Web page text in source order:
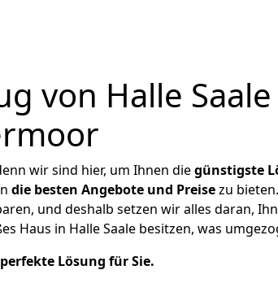
von Halle
wir sind hier, um Ihnen diegünstigste
die besten Angebote und Preisezu
und deshalb setzen wir alles daran,
Haus in Halle Saale besitzen, was
Lösung für Sie.